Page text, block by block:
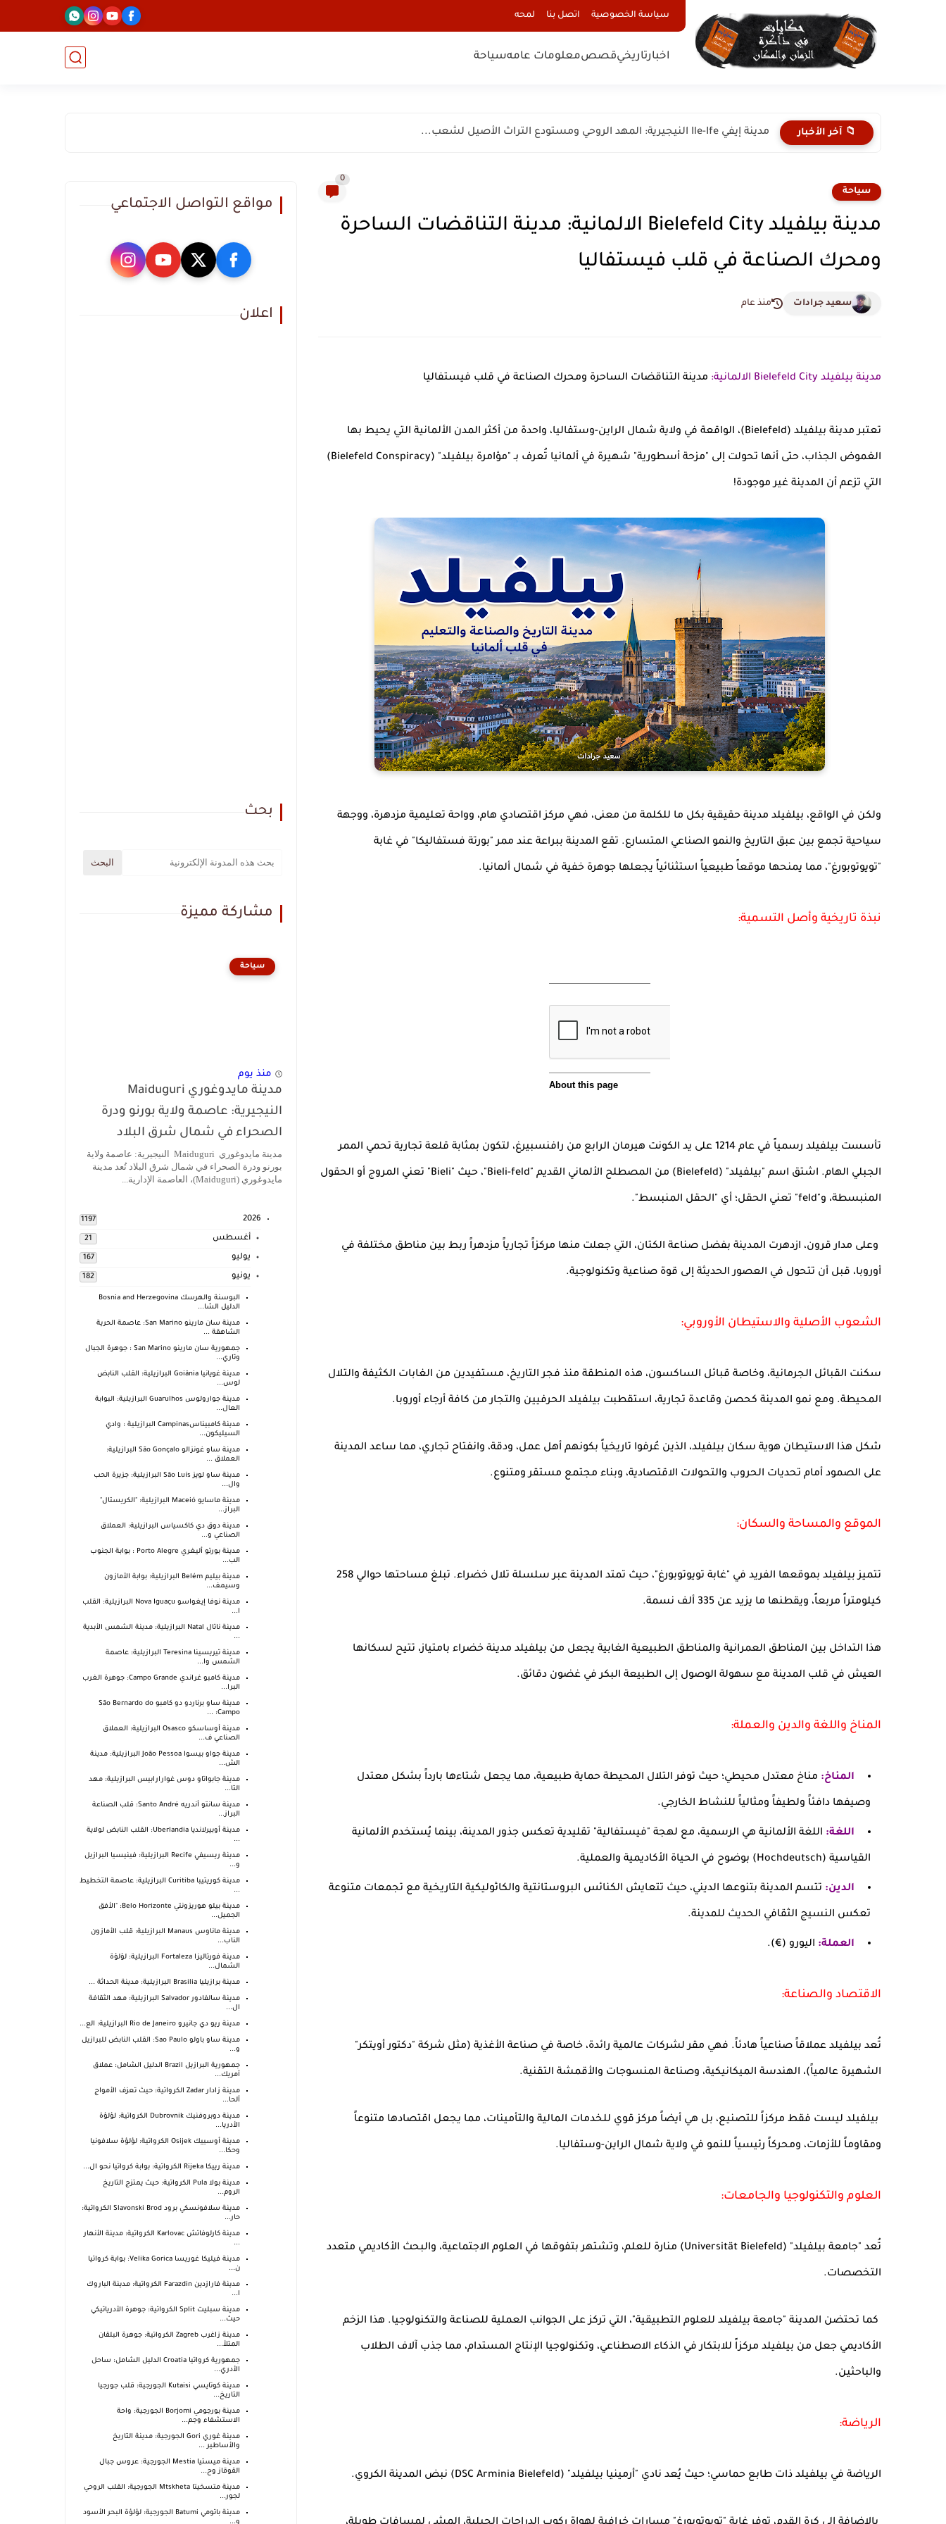
سياسة الخصوصية اتصل بنا لمحه
اخبارتاريخيقصصمعلومات عامهسياحة
📁 آخر الأخبار مدينة باوتشي Bauchi النيجيرية: لؤلؤة السياحة والتاريخ العريق في شمال...
سياحة
0
مدينة بيلفيلد Bielefeld City الالمانية: مدينة التناقضات الساحرة
ومحرك الصناعة في قلب فيستفاليا
سعيد جرادات منذ عام
مدينة بيلفيلد Bielefeld City الالمانية: مدينة التناقضات الساحرة ومحرك الصناعة في قلب فيستفاليا
تعتبر مدينة بيلفيلد (Bielefeld)، الواقعة في ولاية شمال الراين-وستفاليا، واحدة من أكثر المدن الألمانية التي يحيط بها
الغموض الجذاب، حتى أنها تحولت إلى "مزحة أسطورية" شهيرة في ألمانيا تُعرف بـ "مؤامرة بيلفيلد" (Bielefeld Conspiracy)
التي تزعم أن المدينة غير موجودة!
ولكن في الواقع، بيلفيلد مدينة حقيقية بكل ما للكلمة من معنى، فهي مركز اقتصادي هام، وواحة تعليمية مزدهرة، ووجهة
سياحية تجمع بين عبق التاريخ والنمو الصناعي المتسارع. تقع المدينة ببراعة عند ممر "بورتة فستفاليكا" في غابة
"تويوتوبورغ"، مما يمنحها موقعاً طبيعياً استثنائياً يجعلها جوهرة خفية في شمال ألمانيا.
نبذة تاريخية وأصل التسمية:
تأسست بيلفيلد رسمياً في عام 1214 على يد الكونت هيرمان الرابع من رافنسبيرغ، لتكون بمثابة قلعة تجارية تحمي الممر
الجبلي الهام. اشتق اسم "بيلفيلد" (Bielefeld) من المصطلح الألماني القديم "Bieli-feld"، حيث "Bieli" تعني المروج أو الحقول
المنبسطة، و"feld" تعني الحقل؛ أي "الحقل المنبسط".
وعلى مدار قرون، ازدهرت المدينة بفضل صناعة الكتان، التي جعلت منها مركزاً تجارياً مزدهراً ربط بين مناطق مختلفة في
أوروبا، قبل أن تتحول في العصور الحديثة إلى قوة صناعية وتكنولوجية.
الشعوب الأصلية والاستيطان الأوروبي:
سكنت القبائل الجرمانية، وخاصة قبائل الساكسون، هذه المنطقة منذ فجر التاريخ، مستفيدين من الغابات الكثيفة والتلال
المحيطة. ومع نمو المدينة كحصن وقاعدة تجارية، استقطبت بيلفيلد الحرفيين والتجار من كافة أرجاء أوروبا.
شكل هذا الاستيطان هوية سكان بيلفيلد، الذين عُرفوا تاريخياً بكونهم أهل عمل، ودقة، وانفتاح تجاري، مما ساعد المدينة
على الصمود أمام تحديات الحروب والتحولات الاقتصادية، وبناء مجتمع مستقر ومتنوع.
الموقع والمساحة والسكان:
تتميز بيلفيلد بموقعها الفريد في "غابة تويوتوبورغ"، حيث تمتد المدينة عبر سلسلة تلال خضراء. تبلغ مساحتها حوالي 258
كيلومتراً مربعاً، ويقطنها ما يزيد عن 335 ألف نسمة.
هذا التداخل بين المناطق العمرانية والمناطق الطبيعية الغابية يجعل من بيلفيلد مدينة خضراء بامتياز، تتيح لسكانها
العيش في قلب المدينة مع سهولة الوصول إلى الطبيعة البكر في غضون دقائق.
المناخ واللغة والدين والعملة:
المناخ: مناخ معتدل محيطي؛ حيث توفر التلال المحيطة حماية طبيعية، مما يجعل شتاءها بارداً بشكل معتدل
وصيفها دافئاً ولطيفاً ومثالياً للنشاط الخارجي.
اللغة: اللغة الألمانية هي الرسمية، مع لهجة "فيستفالية" تقليدية تعكس جذور المدينة، بينما يُستخدم الألمانية
القياسية (Hochdeutsch) بوضوح في الحياة الأكاديمية والعملية.
الدين: تتسم المدينة بتنوعها الديني، حيث تتعايش الكنائس البروستانتية والكاثوليكية التاريخية مع تجمعات متنوعة
تعكس النسيج الثقافي الحديث للمدينة.
العملة: اليورو (€).
الاقتصاد والصناعة:
تُعد بيلفيلد عملاقاً صناعياً هادئاً. فهي مقر لشركات عالمية رائدة، خاصة في صناعة الأغذية (مثل شركة "دكتور أويتكر"
الشهيرة عالمياً)، الهندسة الميكانيكية، وصناعة المنسوجات والأقمشة التقنية.
بيلفيلد ليست فقط مركزاً للتصنيع، بل هي أيضاً مركز قوي للخدمات المالية والتأمينات، مما يجعل اقتصادها متنوعاً
ومقاوماً للأزمات، ومحركاً رئيسياً للنمو في ولاية شمال الراين-وستفاليا.
العلوم والتكنولوجيا والجامعات:
تُعد "جامعة بيلفيلد" (Universität Bielefeld) منارة للعلم، وتشتهر بتفوقها في العلوم الاجتماعية، والبحث الأكاديمي متعدد
التخصصات.
كما تحتضن المدينة "جامعة بيلفيلد للعلوم التطبيقية"، التي تركز على الجوانب العملية للصناعة والتكنولوجيا. هذا الزخم
الأكاديمي جعل من بيلفيلد مركزاً للابتكار في الذكاء الاصطناعي، وتكنولوجيا الإنتاج المستدام، مما جذب آلاف الطلاب
والباحثين.
الرياضة:
الرياضة في بيلفيلد ذات طابع حماسي؛ حيث يُعد نادي "أرمينيا بيلفيلد" (DSC Arminia Bielefeld) نبض المدينة الكروي.
مواقع التواصل الاجتماعي
اعلان
بحث
مشاركة مميزة
سياحة
منذ يوم
مدينة مايدوغوري Maiduguri
النيجيرية: عاصمة ولاية بورنو ودرة
الصحراء في شمال شرق البلاد
مدينة مايدوغوري Maiduguri النيجيرية: عاصمة ولاية
بورنو ودرة الصحراء في شمال شرق البلاد تُعد مدينة
مايدوغوري (Maiduguri)، العاصمة الإدارية...
2026
1197
أغسطس 21
يوليو 167
يونيو 182
البوسنة والهرسك Bosnia and Herzegovina
الدليل الشا...
مدينة سان مارينو San Marino: عاصمة الحرية
الشاهقة ...
جمهورية سان مارينو San Marino : جوهرة الجبال
وتاري...
مدينة غويانيا Goiânia البرازيلية: القلب النابض
لوس...
مدينة جوارولوس Guarulhos البرازيلية: البوابة
العال...
مدينة كامبيناسCampinas البرازيلية : وادي
السيليكون...
مدينة ساو غونزالو São Gonçalo البرازيلية:
العملاق ...
مدينة ساو لويز São Luís البرازيلية: جزيرة الحب
وال...
مدينة ماسايو Maceió البرازيلية: "الكريستال"
البراز...
مدينة دوق دي كاكسياس البرازيلية: العملاق
الصناعي و...
مدينة بورتو أليغري Porto Alegre : بوابة الجنوب
الب...
مدينة بيليم Belém البرازيلية: بوابة الأمازون
وسيمف...
مدينة نوفا إيغواسو Nova Iguaçu البرازيلية: القلب
ا...
مدينة ناتال Natal البرازيلية: مدينة الشمس الأبدية
...
مدينة تيريسينا Teresina البرازيلية: عاصمة
الشمس وا...
مدينة كامبو غراندي Campo Grande: جوهرة الغرب
البرا...
مدينة ساو برناردو دو كامبو São Bernardo do
Campo: ...
مدينة أوساسكو Osasco البرازيلية: العملاق
الصناعي ف...
مدينة جواو بيسوا João Pessoa البرازيلية: مدينة
الش...
مدينة جابواتاو دوس غوارارابيس البرازيلية: مهد
التا...
مدينة سانتو أندريه Santo André: قلب الصناعة
البراز...
مدينة أوبيرلانديا Uberlandia: القلب النابض لولاية
...
مدينة ريسيفي Recife البرازيلية: فينيسيا البرازيل
و...
مدينة كوريتيبا Curitiba البرازيلية: عاصمة التخطيط
...
مدينة بيلو هوريزونتي Belo Horizonte: "الأفق
الجميل...
مدينة ماناوس Manaus البرازيلية: قلب الأمازون
الناب...
مدينة فورتاليزا Fortaleza البرازيلية: لؤلؤة
الشمال...
مدينة برازيليا Brasilia البرازيلية: مدينة الحداثة ...
مدينة سالفادور Salvador البرازيلية: مهد الثقافة
ال...
مدينة ريو دي جانيرو Rio de Janeiro البرازيلية: الع...
مدينة ساو باولو Sao Paulo: القلب النابض للبرازيل
و...
جمهورية البرازيل Brazil الدليل الشامل: عملاق
أمريك...
مدينة زادار Zadar الكرواتية: حيث تعزف الأمواج
ألحا...
مدينة دوبروفنيك Dubrovnik الكرواتية: لؤلؤة
الأدريا...
مدينة أوسييك Osijek الكرواتية: لؤلؤة سلافونيا
وحكا...
مدينة رييكا Rijeka الكرواتية: بوابة كرواتيا نحو ال...
مدينة بولا Pula الكرواتية: حيث يمتزج التاريخ
الروم...
مدينة سلافونسكي برود Slavonski Brod الكرواتية:
حار...
مدينة كارلوفاتش Karlovac الكرواتية: مدينة الأنهار
...
مدينة فيليكا غوريسا Velika Gorica: بوابة كرواتيا
ن...
مدينة فارازدين Farazdin الكرواتية: مدينة الباروك
ا...
مدينة سبليت Split الكرواتية: جوهرة الأدرياتيكي
حيث...
مدينة زاغرب Zagreb الكرواتية: جوهرة البلقان
المتلأ...
جمهورية كرواتيا Croatia الدليل الشامل: ساحل
الأدري...
مدينة كوتايسي Kutaisi الجورجية: قلب جورجيا
التاريخ...
مدينة بورجومي Borjomi الجورجية: واحة
الاستشفاء وجم...
مدينة غوري Gori الجورجية: مدينة التاريخ
والأساطير ...
مدينة ميستيا Mestia الجورجية: عروس جبال
القوقاز وح...
مدينة متسخيتا Mtskheta الجورجية: القلب الروحي
لجور...
مدينة باتومي Batumi الجورجية: لؤلؤة البحر الأسود
و...